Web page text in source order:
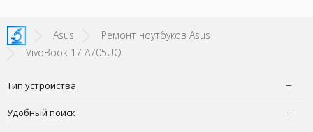
Asus
Ремонт ноутбуков Asus
VivoBook 17 A705UQ
Тип устройства
Удобный поиск